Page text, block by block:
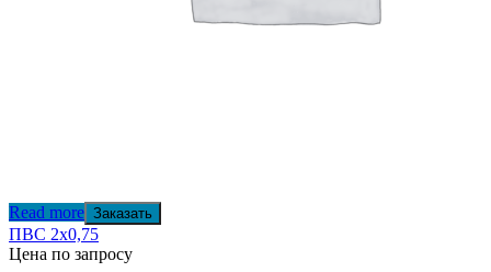
Read more Заказать
ПВС 2х0,75
Цена по запросу